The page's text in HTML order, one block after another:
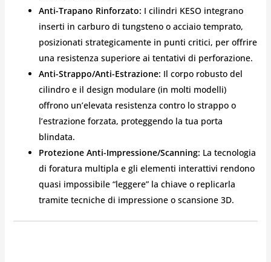
Anti-Trapano Rinforzato: I cilindri KESO integrano
inserti in carburo di tungsteno o acciaio temprato,
posizionati strategicamente in punti critici, per offrire
una resistenza superiore ai tentativi di perforazione.
Anti-Strappo/Anti-Estrazione: Il corpo robusto del
cilindro e il design modulare (in molti modelli)
offrono un’elevata resistenza contro lo strappo o
l’estrazione forzata, proteggendo la tua porta
blindata.
Protezione Anti-Impressione/Scanning: La tecnologia
di foratura multipla e gli elementi interattivi rendono
quasi impossibile “leggere” la chiave o replicarla
tramite tecniche di impressione o scansione 3D.